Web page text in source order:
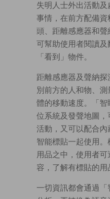
失明人士外出活動
事情，在前方配備
頭、距離感應器和
可幫助使用者閱讀及
「看到」物件。
距離感應器及聲納
別前方的人和物、
體的移動速度。「
位系統及發聲地圖，
活動，又可以配合
智能標貼一起使用
用品之中，使用者
容，了解有標貼的用
一切資訊都會通過